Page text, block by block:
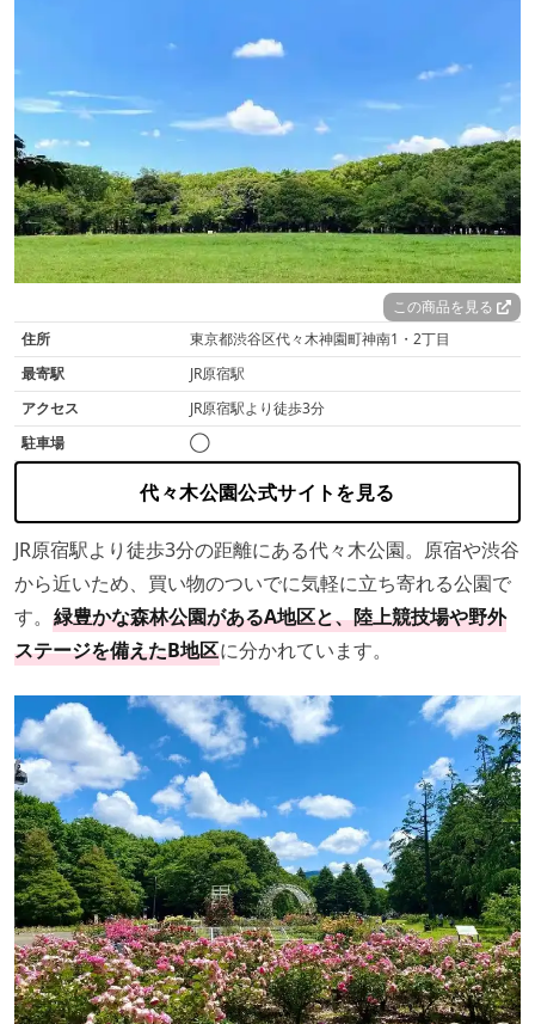
この商品を見る
住所
東京都渋谷区代々木神園町神南1・2丁目
最寄駅
JR原宿駅
アクセス
JR原宿駅より徒歩3分
駐車場
◯
代々木公園公式サイトを見る
JR原宿駅より徒歩3分の距離にある代々木公園。原宿や渋谷
から近いため、買い物のついでに気軽に立ち寄れる公園で
す。 緑豊かな森林公園があるA地区と、陸上競技場や野外
ステージを備えたB地区に分かれています。